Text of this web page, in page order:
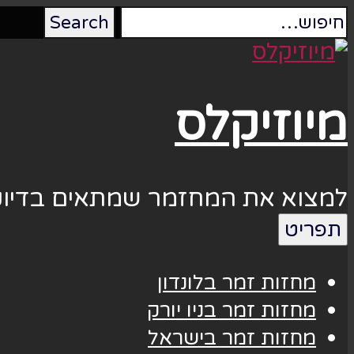
מיוזיקלס
למצוא את המחזמר שמתאים
תפריט
מחזות זמר בלונדון
מחזות זמר בניו יורק
מחזות זמר בישראל